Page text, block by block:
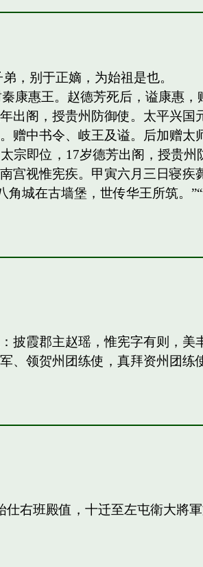
，别于正嫡，为始祖是也。
康惠王。赵德芳死后，谥康惠
出阁，授贵州防御使。太平兴
赠中书令、岐王及谥。后加赠
宗即位，17岁德芳出阁，授贵
宫视惟宪疾。甲寅六月三日寝
城在古墙堡，世传华王所筑。
披霞郡主赵瑶，惟宪字有则，
、领贺州团练使，真拜资州团
右班殿值，十迁至左屯衛大將